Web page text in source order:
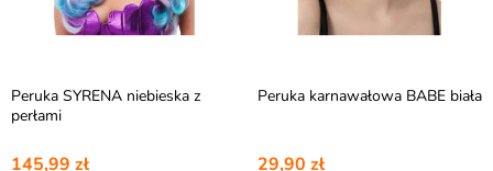
Peruka SYRENA niebieska z
perłami
145,99 zł
Peruka karnawałowa BABE biała
29,90 zł